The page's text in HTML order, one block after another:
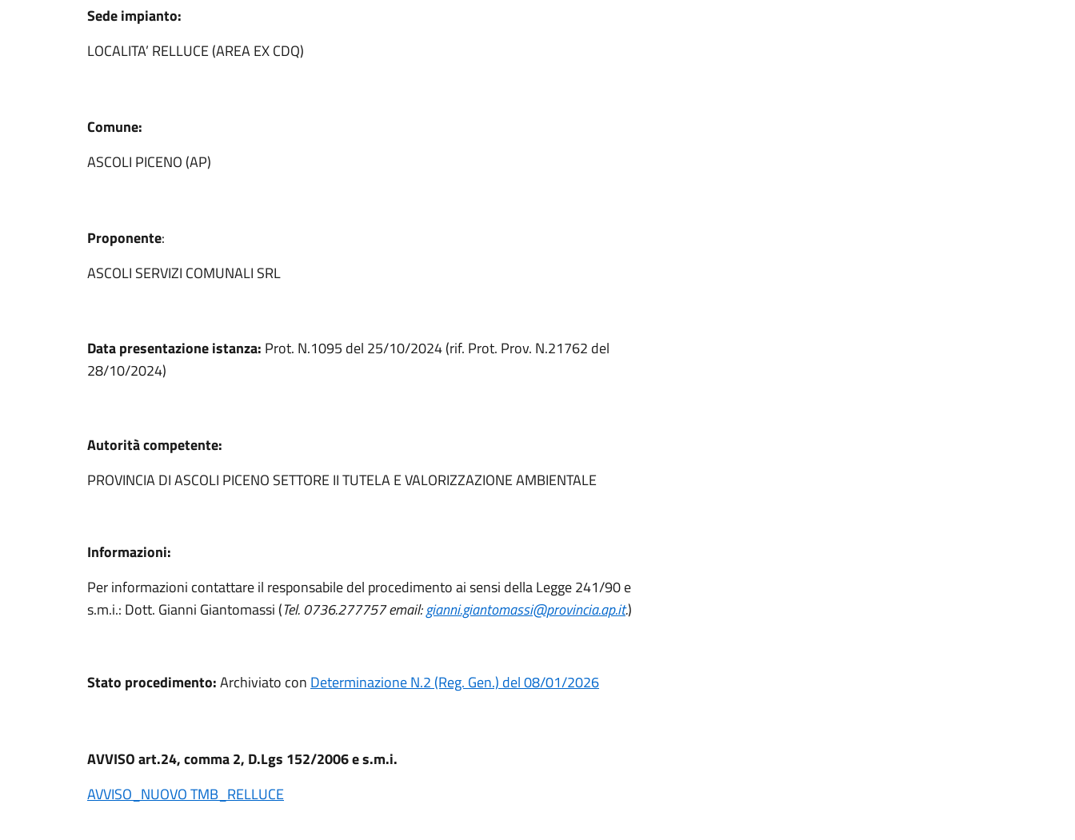
Sede impianto:
LOCALITA’ RELLUCE (AREA EX CDQ)
Comune:
ASCOLI PICENO (AP)
Proponente:
ASCOLI SERVIZI COMUNALI SRL
Data presentazione istanza: Prot. N.1095 del 25/10/2024(rif. Prot. Prov. N.21762 del
28/10/2024)
Autorità competente:
PROVINCIA DI ASCOLI PICENO SETTORE II TUTELA E VALORIZZAZIONE AMBIENTALE
Informazioni:
Per informazioni contattare il responsabile del procedimento ai sensi della Legge 241/90 e
s.m.i.: Dott. Gianni Giantomassi (Tel. 0736.277757email:gianni.giantomassi@provincia.ap.it.)
Stato procedimento:Archiviato con Determinazione N.2 (Reg. Gen.) del 08/01/2026
AVVISO art.24, comma 2, D.Lgs 152/2006 e s.m.i.
AVVISO_NUOVO TMB_RELLUCE